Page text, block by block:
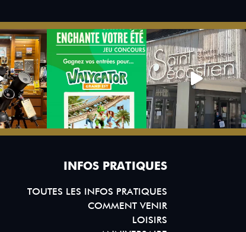
INFOS PRATIQUES
TOUTES LES INFOS PRATIQUES
COMMENT VENIR
LOISIRS